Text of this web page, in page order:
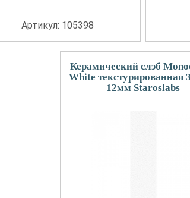
Артикул: 105398
Керамический слэб
White текстурированная
12мм Staroslabs